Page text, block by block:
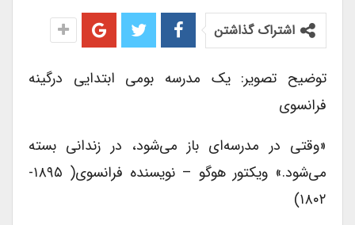
اشتراک گذاشتن
توضیح تصویر: یک مدرسه بومی ابتدایی درگینه
فرانسوی
«وقتی در مدرسه‌ای باز می‌شود، در زندانی بسته
می‌شود.» ویکتور هوگو – نویسنده فرانسوی( ۱۸۹۵-
۱۸۰۲)